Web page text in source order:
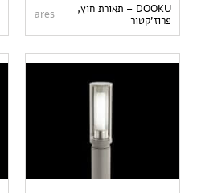
DOOKU – תאורת חוץ,
פרוז'קטור
ares